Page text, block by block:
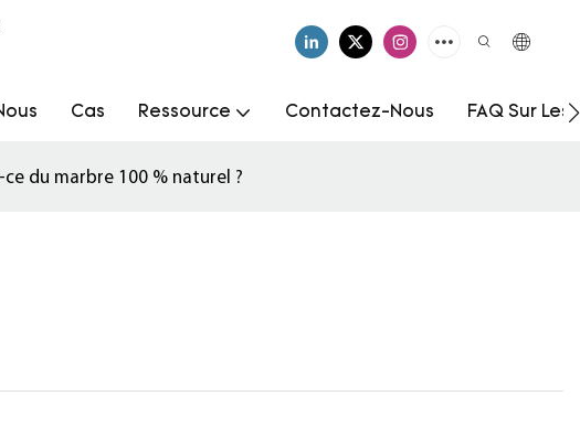
Cas Ressource Contactez-Nous FAQ Sur
du marbre 100 % naturel ?